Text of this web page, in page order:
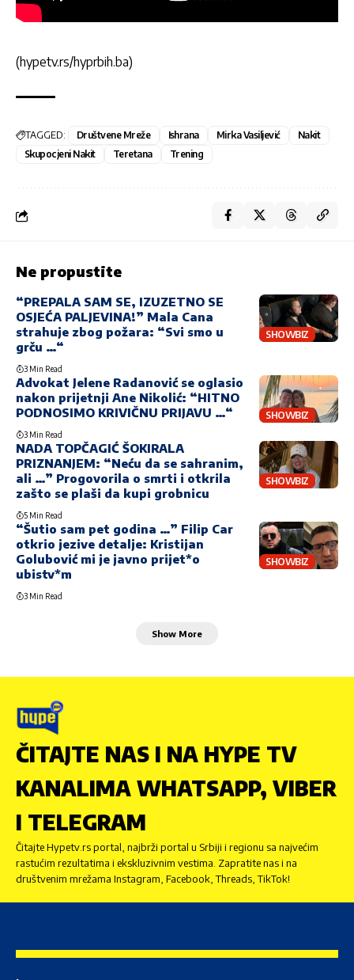
(hypetv.rs/hyprbih.ba)
TAGGED: Društvene Mreže Ishrana Mirka Vasiljević
Nakit
Skupocjeni Nakit
Teretana Trening
Ne propustite
SHOWBIZ
“PREPALA SAM SE, IZUZETNO SE
OSJEĆA PALJEVINA!” Mala Cana
strahuje zbog požara: “Svi smo u
grču …“
3 Min Read
SHOWBIZ
Advokat Jelene Radanović se oglasio
nakon prijetnji Ane Nikolić: “HITNO
PODNOSIMO KRIVIČNU PRIJAVU …“
3 Min Read
SHOWBIZ
NADA TOPČAGIĆ ŠOKIRALA
PRIZNANJEM: “Neću da se sahranim,
ali …” Progovorila o smrti i otkrila
zašto se plaši da kupi grobnicu
5 Min Read
SHOWBIZ
“Šutio sam pet godina …” Filip Car
otkrio jezive detalje: Kristijan
Golubović mi je javno prijet*o
ubistv*m
3 Min Read
Show More
ČITAJTE NAS I NA HYPE TV
KANALIMA WHATSAPP, VIBER
I TELEGRAM
Čitajte Hypetv.rs portal, najbrži portal u Srbiji i regionu sa najvećim
rastućim rezultatima i ekskluzivnim vestima. Zapratite nas i na
društvenim mrežama Instagram, Facebook, Threads, TikTok!